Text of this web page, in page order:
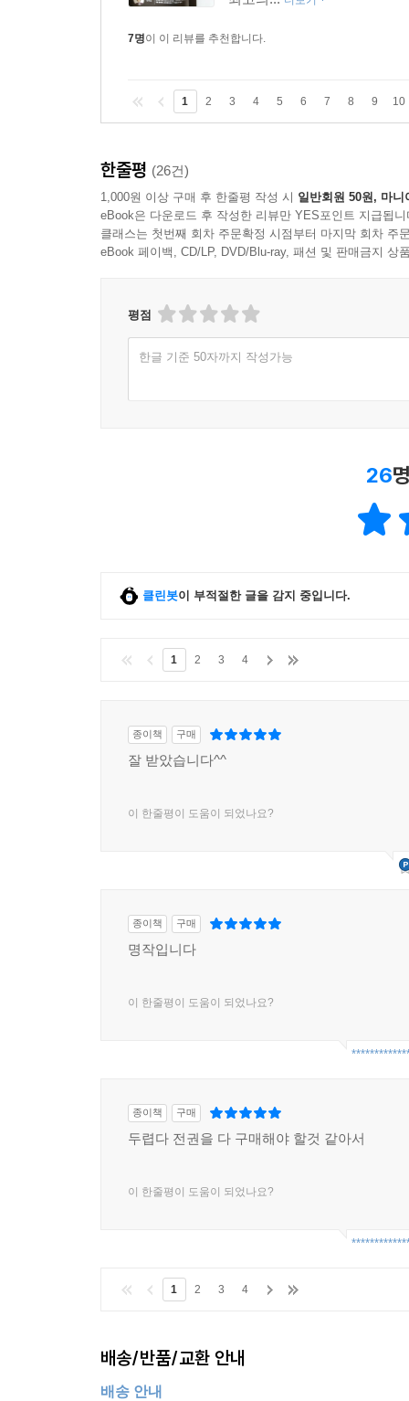
7명이 이 리뷰를 추천합니다.
1 2 3 4 5 6 7 8 9 10
한줄평 (26건)
1,000원 이상 구매 후 한줄평 작성 시 일반회원 50원, 마니
eBook은 다운로드 후 작성한 리뷰만 YES포인트 지급됩니
클래스는 첫번째 회차 주문확정 시점부터 마지막 회차 주
eBook 페이백, CD/LP, DVD/Blu-ray, 패션 및 판매금지 상
평점
한글 기준 50자까지 작성가능
26
클린봇이 부적절한 글을 감지 중입니다.
1 2 3 4
종이책 구매
잘 받았습니다^^
이 한줄평이 도움이 되었나요?
종이책 구매
명작입니다
이 한줄평이 도움이 되었나요?
종이책 구매
두렵다 전권을 다 구매해야 할것 같아서
이 한줄평이 도움이 되었나요?
1 2 3 4
배송/반품/교환 안내
배송 안내